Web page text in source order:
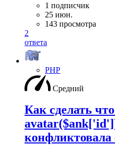
1 подписчик
25 июн.
143 просмотра
2
ответа
PHP
Средний
Как сделать